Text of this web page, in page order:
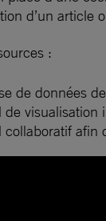
d’un article
:
de données
de visualisation
collaboratif afin